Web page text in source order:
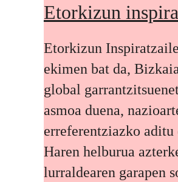
Etorkizun
Etorkizun
ekimen bat da,
global
asmoa duena,
erreferentziazko aditu
Haren helburua
lurraldearen garapen